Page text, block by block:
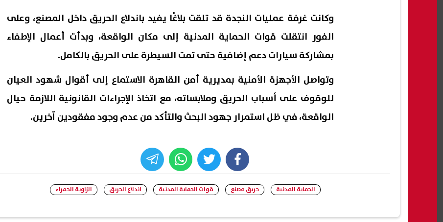
وكانت غرفة عمليات النجدة قد تلقت بلاغًا يفيد باندلاع الحريق داخل المصنع، وعلى
الفور انتقلت قوات الحماية المدنية إلى مكان الواقعة، وبدأت أعمال الإطفاء
بمشاركة سيارات دعم إضافية حتى تمت السيطرة على الحريق بالكامل.
وتواصل الأجهزة الأمنية بمديرية أمن القاهرة الاستماع إلى أقوال شهود العيان
للوقوف على أسباب الحريق وملابساته، مع اتخاذ الإجراءات القانونية اللازمة حيال
الواقعة، في ظل استمرار جهود البحث والتأكد من عدم وجود مفقودين آخرين.
facebook
twitter
whats
الحماية المدنية حريق مصنع قوات الحماية المدنية اندلاع الحريق الزاوية الحمراء
سرًا: القوة الجوية وحدها لن تنهي
الحرب مع إيران
هيثم حسن على أعتاب سيلتيك..
استبعاد مفاجئ من ريال أوفييدو
يمهد لرحيله
08 أغسطس, 2026 03:49 ص
حسام عبد المجيد يحتفل بزفافه..
فيديوهات رقص مدافع الزمالك
السابق تشعل السوشيال ميديا